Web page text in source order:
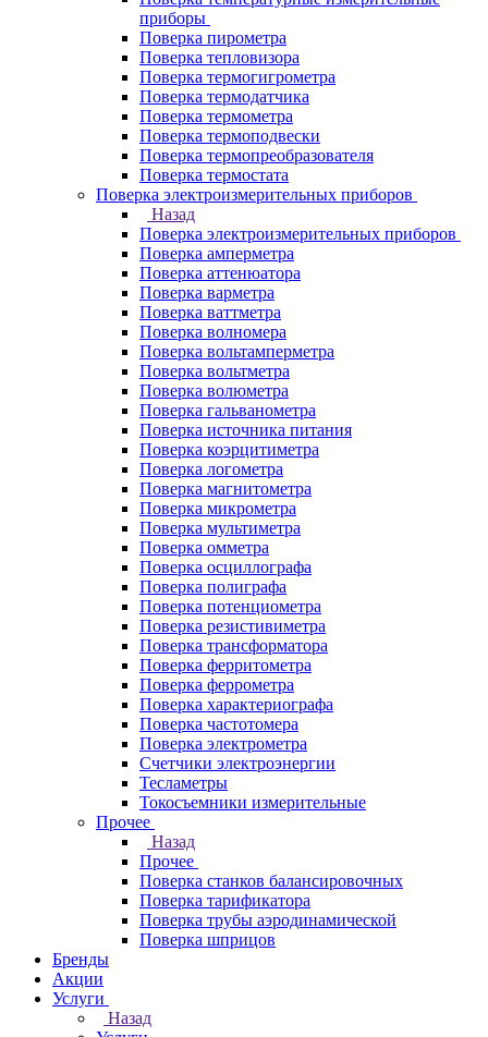
приборы
Поверка пирометра
Поверка тепловизора
Поверка термогигрометра
Поверка термодатчика
Поверка термометра
Поверка термоподвески
Поверка термопреобразователя
Поверка термостата
Поверка электроизмерительных приборов
Назад
Поверка электроизмерительных приборов
Поверка амперметра
Поверка аттенюатора
Поверка варметра
Поверка ваттметра
Поверка волномера
Поверка вольтамперметра
Поверка вольтметра
Поверка волюметра
Поверка гальванометра
Поверка источника питания
Поверка коэрцитиметра
Поверка логометра
Поверка магнитометра
Поверка микрометра
Поверка мультиметра
Поверка омметра
Поверка осциллографа
Поверка полиграфа
Поверка потенциометра
Поверка резистивиметра
Поверка трансформатора
Поверка ферритометра
Поверка феррометра
Поверка характериографа
Поверка частотомера
Поверка электрометра
Счетчики электроэнергии
Тесламетры
Токосъемники измерительные
Прочее
Назад
Прочее
Поверка станков балансировочных
Поверка тарификатора
Поверка трубы аэродинамической
Поверка шприцов
Бренды
Акции
Услуги
Назад